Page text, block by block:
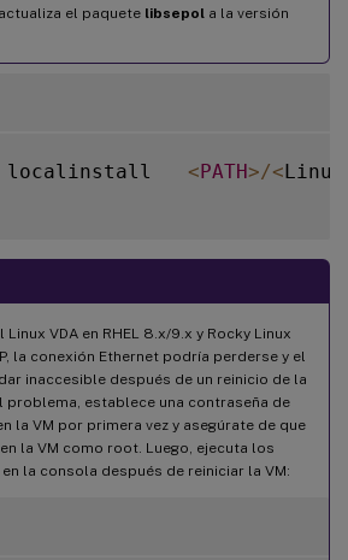
el paquete libsepol a la versión
localinstall <PATH>/<
VDA en RHEL 8.x/9.x y Rocky Linux
la conexión Ethernet podría perderse y el
inaccesible después de un reinicio de la
problema, establece una contraseña de
la VM por primera vez y asegúrate de que
la VM como root. Luego, ejecuta los
la consola después de reiniciar la VM: